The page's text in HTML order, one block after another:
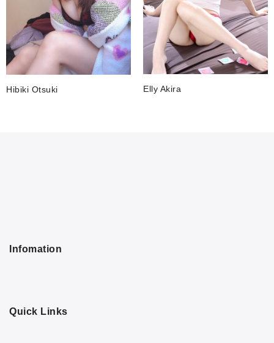
Hibiki Otsuki Elly Akira
Infomation
Quick Links